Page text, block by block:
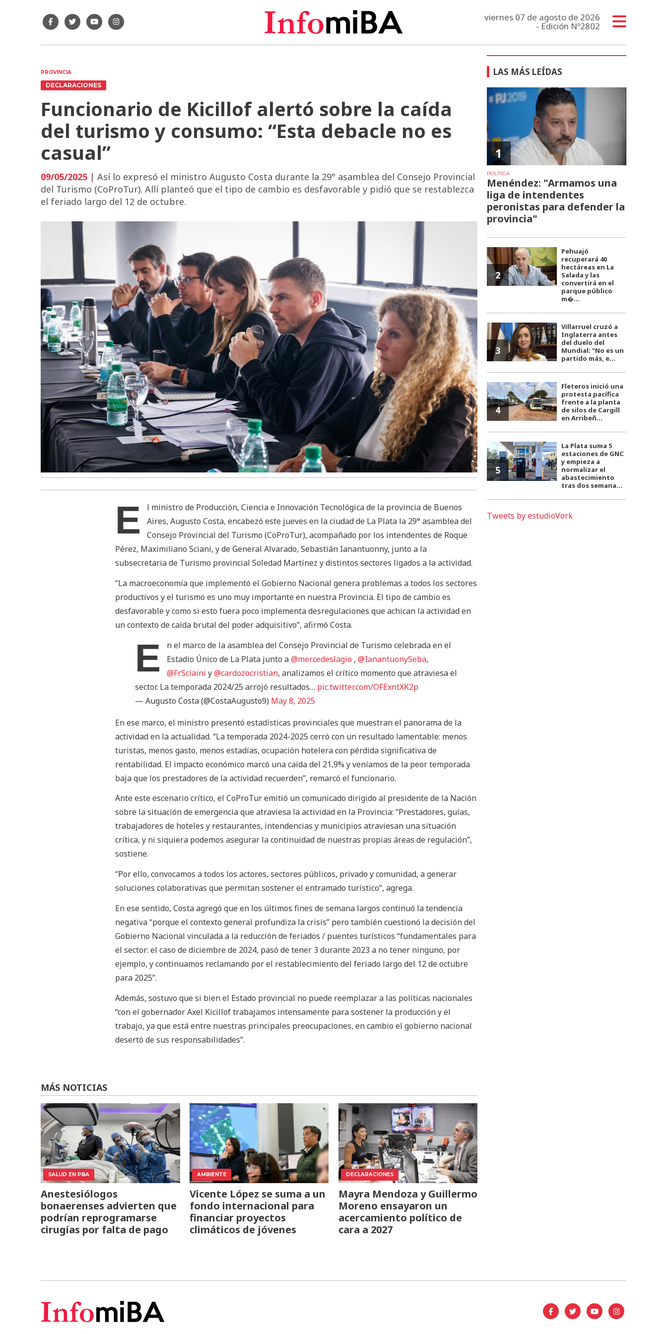
viernes 07 de agosto de 2026
- Edición Nº2802
PROVINCIA
DECLARACIONES
Funcionario de Kicillof alertó sobre la caída
del turismo y consumo: “Esta debacle no es
casual”
09/05/2025 | Así lo expresó el ministro Augusto Costa durante la 29° asamblea del Consejo Provincial
del Turismo (CoProTur). Allí planteó que el tipo de cambio es desfavorable y pidió que se restablezca
el feriado largo del 12 de octubre.
E
l ministro de Producción, Ciencia e Innovación Tecnológica de la provincia de Buenos
Aires, Augusto Costa, encabezó este jueves en la ciudad de La Plata la 29° asamblea del
Consejo Provincial del Turismo (CoProTur), acompañado por los intendentes de Roque
Pérez, Maximiliano Sciani, y de General Alvarado, Sebastián Ianantuonny, junto a la
subsecretaria de Turismo provincial Soledad Martínez y distintos sectores ligados a la actividad.
“La macroeconomía que implementó el Gobierno Nacional genera problemas a todos los sectores
productivos y el turismo es uno muy importante en nuestra Provincia. El tipo de cambio es
desfavorable y como si esto fuera poco implementa desregulaciones que achican la actividad en
un contexto de caída brutal del poder adquisitivo”, afirmó Costa.
E
n el marco de la asamblea del Consejo Provincial de Turismo celebrada en el
Estadio Único de La Plata junto a@mercedeslagio , @IanantuonySeba,
@FrSciaini y@cardozocristian, analizamos el crítico momento que atraviesa el
sector. La temporada 2024/25 arrojó resultados… pic.twitter.com/OFExntXK2p
— Augusto Costa (@CostaAugusto9) May 8, 2025
En ese marco, el ministro presentó estadísticas provinciales que muestran el panorama de la
actividad en la actualidad. “La temporada 2024-2025 cerró con un resultado lamentable: menos
turistas, menos gasto, menos estadías, ocupación hotelera con pérdida significativa de
rentabilidad. El impacto económico marcó una caída del 21,9% y veníamos de la peor temporada
baja que los prestadores de la actividad recuerden”, remarcó el funcionario.
Ante este escenario crítico, el CoProTur emitió un comunicado dirigido al presidente de la Nación
sobre la situación de emergencia que atraviesa la actividad en la Provincia: “Prestadores, guías,
trabajadores de hoteles y restaurantes, intendencias y municipios atraviesan una situación
crítica, y ni siquiera podemos asegurar la continuidad de nuestras propias áreas de regulación”,
sostiene.
“Por ello, convocamos a todos los actores, sectores públicos, privado y comunidad, a generar
soluciones colaborativas que permitan sostener el entramado turístico”, agrega.
En ese sentido, Costa agregó que en los últimos fines de semana largos continuó la tendencia
negativa “porque el contexto general profundiza la crisis” pero también cuestionó la decisión del
Gobierno Nacional vinculada a la reducción de feriados / puentes turísticos “fundamentales para
el sector: el caso de diciembre de 2024, pasó de tener 3 durante 2023 a no tener ninguno, por
ejemplo, y continuamos reclamando por el restablecimiento del feriado largo del 12 de octubre
para 2025”.
Además, sostuvo que si bien el Estado provincial no puede reemplazar a las políticas nacionales
“con el gobernador Axel Kicillof trabajamos intensamente para sostener la producción y el
trabajo, ya que está entre nuestras principales preocupaciones, en cambio el gobierno nacional
desertó de sus responsabilidades”.
MÁS NOTICIAS
SALUD EN PBA
Anestesiólogos
bonaerenses advierten que
podrían reprogramarse
cirugías por falta de pago
AMBIENTE
Vicente López se suma a un
fondo internacional para
financiar proyectos
climáticos de jóvenes
DECLARACIONES
Mayra Mendoza y Guillermo
Moreno ensayaron un
acercamiento político de
cara a 2027
LAS MÁS LEÍDAS
1
POLÍTICA
Menéndez: "Armamos una
liga de intendentes
peronistas para defender la
provincia"
2
Pehuajó
recuperará 40
hectáreas en La
Salada y las
convertirá en el
parque público
m�...
3
Villarruel cruzó a
Inglaterra antes
del duelo del
Mundial: "No es un
partido más, e...
4
Fleteros inició una
protesta pacífica
frente a la planta
de silos de Cargill
en Arribeñ...
5
La Plata suma 5
estaciones de GNC
y empieza a
normalizar el
abastecimiento
tras dos semana...
Tweets by estudioVork